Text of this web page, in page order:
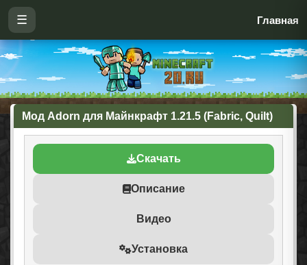
☰ Главная
Мод Adorn для Майнкрафт 1.21.5 (Fabric, Quilt)
Скачать
Описание
Видео
Установка